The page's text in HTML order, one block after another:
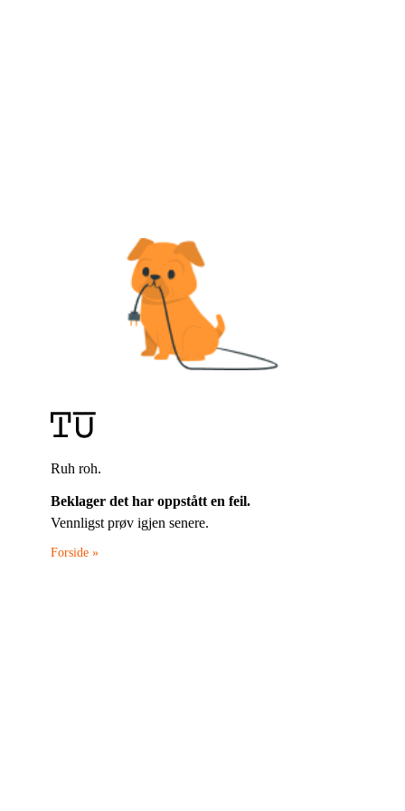
Ruh roh.
Beklager det har oppstått en feil.
Vennligst prøv igjen senere.
Forside »